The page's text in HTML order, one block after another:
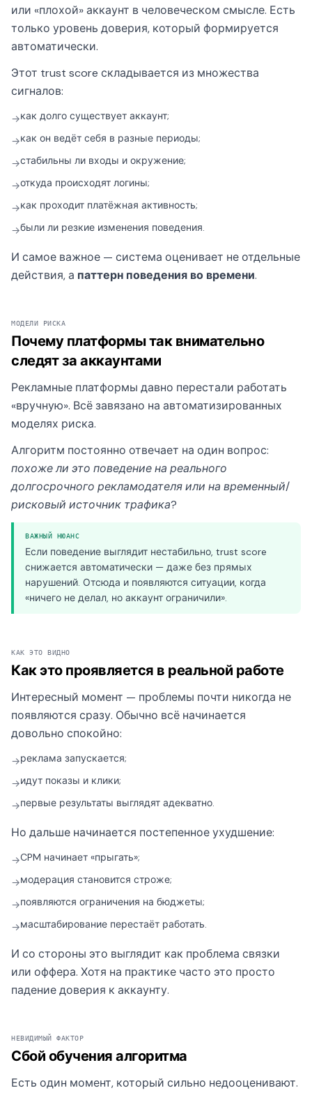
или «плохой» аккаунт в человеческом смысле. Есть
только уровень доверия, который формируется
автоматически.
Этот trust score складывается из множества
сигналов:
→как долго существует аккаунт;
→как он ведёт себя в разные периоды;
→стабильны ли входы и окружение;
→откуда происходят логины;
→как проходит платёжная активность;
→были ли резкие изменения поведения.
И самое важное — система оценивает не отдельные
действия, а паттерн поведения во времени.
МОДЕЛИ РИСКА
Почему платформы так внимательно
следят за аккаунтами
Рекламные платформы давно перестали работать
«вручную». Всё завязано на автоматизированных
моделях риска.
Алгоритм постоянно отвечает на один вопрос:
похоже ли это поведение на реального
долгосрочного рекламодателя или на временный/
рисковый источник трафика?
ВАЖНЫЙ НЮАНС
Если поведение выглядит нестабильно, trust score
снижается автоматически — даже без прямых
нарушений. Отсюда и появляются ситуации, когда
«ничего не делал, но аккаунт ограничили».
КАК ЭТО ВИДНО
Как это проявляется в реальной работе
Интересный момент — проблемы почти никогда не
появляются сразу. Обычно всё начинается
довольно спокойно:
→реклама запускается;
→идут показы и клики;
→первые результаты выглядят адекватно.
Но дальше начинается постепенное ухудшение:
→CPM начинает «прыгать»;
→модерация становится строже;
→появляются ограничения на бюджеты;
→масштабирование перестаёт работать.
И со стороны это выглядит как проблема связки
или оффера. Хотя на практике часто это просто
падение доверия к аккаунту.
НЕВИДИМЫЙ ФАКТОР
Сбой обучения алгоритма
Есть один момент, который сильно недооценивают.